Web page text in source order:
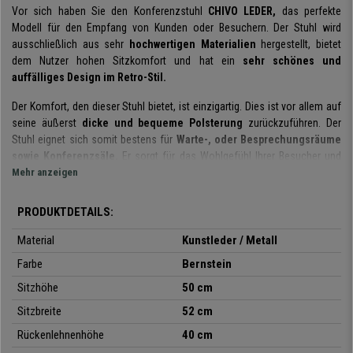
Vor sich haben Sie den Konferenzstuhl CHIVO LEDER, das perfekte
Modell für den Empfang von Kunden oder Besuchern. Der Stuhl wird
ausschließlich aus sehr
hochwertigen Materialien hergestellt, bietet
dem Nutzer hohen Sitzkomfort und hat ein sehr schönes und
auffälliges Design im Retro-Stil.
Der Komfort, den dieser Stuhl bietet, ist einzigartig. Dies ist vor allem auf
seine äußerst dicke und bequeme Polsterung zurückzuführen. Der
Stuhl eignet sich somit bestens für Warte-, oder Besprechungsräume
sowie Konferenzsäle.
Er sorgt für das Wohlgefühl Ihrer Besucher und
Gäste.
hochwertig. DasMetallgestell
zusätzlich noch
Robustheit und Stabilität.Die Polsterung des
Dieses Material ist sehr geschmeidig und leicht zu reinigen.
wählen können, die Ihrem Geschmack oder Ihren Bedürfnissen am
ehesten entspricht.
Mehr anzeigen
PRODUKTDETAILS:
Material
Kunstleder / Metall
Farbe
Bernstein
Sitzhöhe
50 cm
Sitzbreite
52 cm
Rückenlehnenhöhe
40 cm